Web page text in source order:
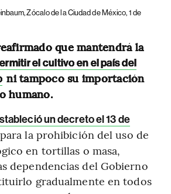
Zócalo de la Ciudad de México, 1 de
que mantendrá la
el cultivo en el país del
ni tampoco su importación
humano.
un decreto el 13 de
para la prohibición del uso de
en tortillas o masa,
dependencias del Gobierno
gradualmente en todos